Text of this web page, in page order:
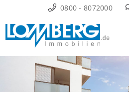
Inhalt
springen
0800 - 8072000